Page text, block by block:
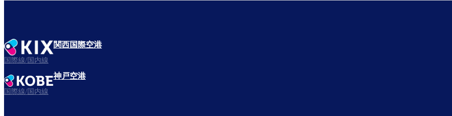
関西国際空港
国際線/国内線
神戸空港
国際線/国内線